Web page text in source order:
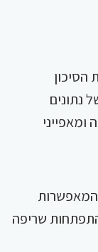
נתונים
ומאפייני
המאפשרות
שריפה